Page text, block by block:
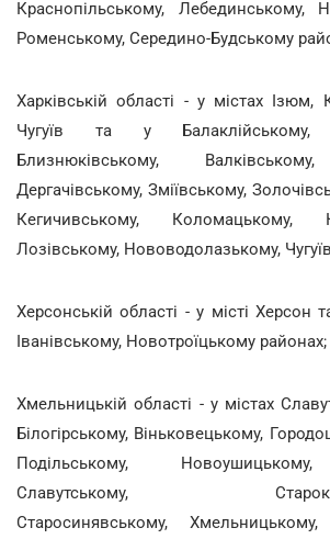
Краснопільському, Лебединському,
Роменському, Середино-Будському
Харківській області - у містах Ізюм,
Чугуїв та у Балаклійському,
Близнюківському,
Дергачівському, Зміївському,
Кегичивському, Коломацькому,
Лозівському, Нововодолазькому,
Херсонській області - у місті Херсон
Іванівському, Новотроїцькому районах;
Хмельницькій області - у містах
Білогірському, Віньковецькому,
Подільському,
Славутському,
Старосинявському,